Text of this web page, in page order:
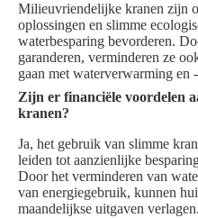
Milieuvriendelijke kranen zijn
oplossingen en slimme
waterbesparing bevorderen.
garanderen, verminderen ze
gaan met waterverwarming en
Zijn er financiële voordelen
kranen?
Ja, het gebruik van slimme
leiden tot aanzienlijke
Door het verminderen van
van energiegebruik, kunnen
maandelijkse uitgaven verlagen.